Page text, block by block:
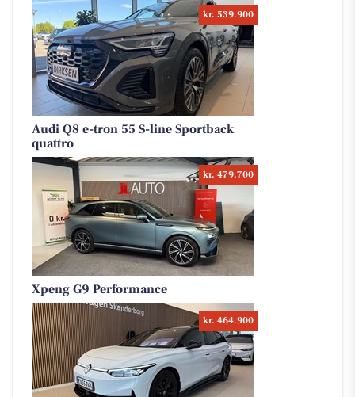
kr. 539.900
Audi Q8 e-tron 55 S-line Sportback
quattro
kr. 479.700
Xpeng G9 Performance
kr. 464.900